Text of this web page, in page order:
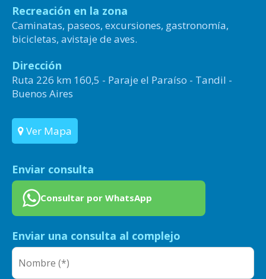
Recreación en la zona
Caminatas, paseos, excursiones, gastronomía,
bicicletas, avistaje de aves.
Dirección
Ruta 226 km 160,5 - Paraje el Paraíso - Tandil -
Buenos Aires
Ver Mapa
Enviar consulta
Consultar por WhatsApp
Enviar una consulta al complejo